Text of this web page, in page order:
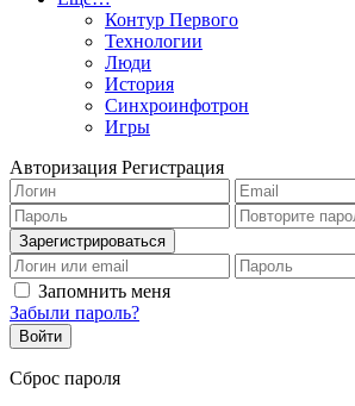
Контур Первого
Технологии
Люди
История
Синхроинфотрон
Игры
Авторизация Регистрация
Запомнить меня
Забыли пароль?
Сброс пароля